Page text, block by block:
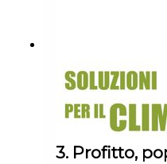
3. Profitto,